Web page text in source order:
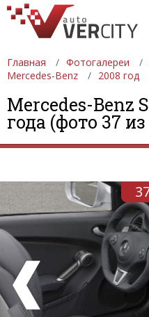
Главная Фотогалереи
Mercedes-Benz
2008 год
Mercedes-Benz
года (фото 37 из
ФОТОГАЛЕРЕИ
АВТОСАЛОНЫ